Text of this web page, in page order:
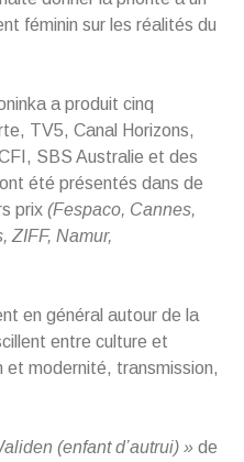
féminin sur les réalités du
a produit cinq
TV5, Canal Horizons,
SBS Australie et des
été présentés dans de
prix(Fespaco, Cannes,
ZIFF, Namur,
en général autour de la
entre culture et
modernité, transmission,
(enfant d’autrui) » de